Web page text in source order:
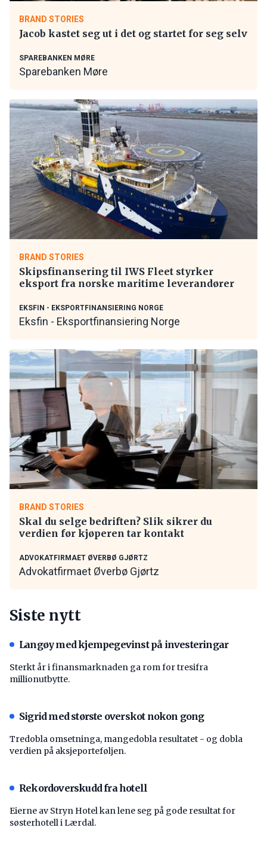
BRAND STORIES
Jacob kastet seg ut i det og startet for seg selv
SPAREBANKEN MØRE
Sparebanken Møre
BRAND STORIES
Skipsfinansering til IWS Fleet styrker
eksport fra norske maritime leverandører
EKSFIN - EKSPORTFINANSIERING NORGE
Eksfin - Eksportfinansiering Norge
BRAND STORIES
Skal du selge bedriften? Slik sikrer du
verdien før kjøperen tar kontakt
ADVOKATFIRMAET ØVERBØ GJØRTZ
Advokatfirmaet Øverbø Gjørtz
Siste nytt
Langøy med kjempegevinst på investeringar
Sterkt år i finansmarknaden ga rom for tresifra
millionutbytte.
Sigrid med største overskot nokon gong
Tredobla omsetninga, mangedobla resultatet - og dobla
verdien på aksjeporteføljen.
Rekordoverskudd fra hotell
Eierne av Stryn Hotel kan lene seg på gode resultat for
søsterhotell i Lærdal.